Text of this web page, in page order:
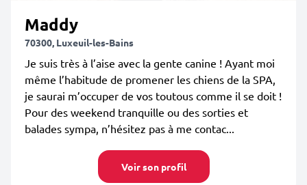
Maddy
70300, Luxeuil-les-Bains
Je suis très à l’aise avec la gente canine ! Ayant moi
même l’habitude de promener les chiens de la SPA,
je saurai m’occuper de vos toutous comme il se doit !
Pour des weekend tranquille ou des sorties et
balades sympa, n’hésitez pas à me contac...
Voir son profil